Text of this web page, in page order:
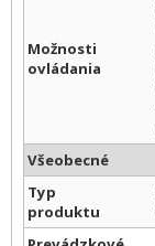
Možnosti
ovládania
Všeobecné
Typ
produktu